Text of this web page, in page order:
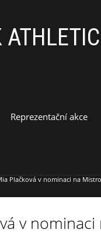
ATHLETIC
Reprezentační akce
Plačková v nominaci na
v